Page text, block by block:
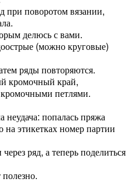
при поворотом вязании,
делюсь с вами.
(можно круговые)
ряды повторяются.
кромочный край,
петлями.
неудача: попалась пряжа
на этикетках номер партии
ряд, а теперь поделиться